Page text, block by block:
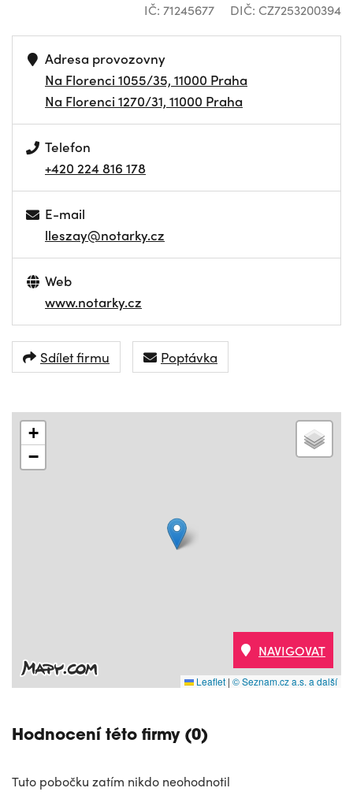
IČ: 71245677 DIČ: CZ7253200394
Adresa provozovny
Na Florenci 1055/35, 11000 Praha
Na Florenci 1270/31, 11000 Praha
Telefon
+420 224 816 178
E-mail
lleszay@notarky.cz
Web
www.notarky.cz
Sdílet firmu Poptávka
+
−
Leaflet | © Seznam.cz a.s. a další
NAVIGOVAT
Hodnocení této firmy (0)
Tuto pobočku zatím nikdo neohodnotil